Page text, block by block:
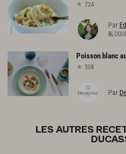
724
Par
Poisson blanc
508
Par
LES AUTRES